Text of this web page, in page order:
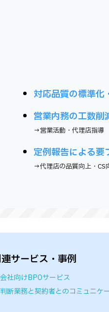
対応品質の標準化
営業内務の工数削
→営業活動・代理店指導
定例報告による要
→代理店の品質向上・CS
サービス・事例
社向けBPOサービス
断業務と契約者とのコミュニケ